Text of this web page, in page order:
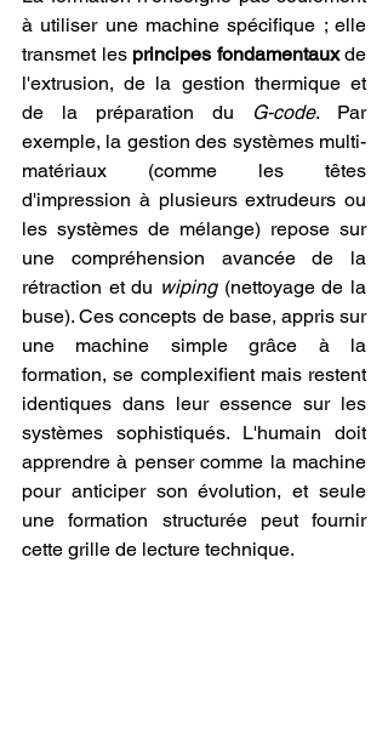
à utiliser une machine spécifique ; elle
transmet les principes fondamentaux de
l'extrusion, de la gestion thermique et
de la préparation du
G-code. Par
exemple, la gestion des systèmes multi-
matériaux (comme les têtes
d'impression à plusieurs extrudeurs ou
les systèmes de mélange) repose sur
une compréhension avancée de la
rétraction et du wiping (nettoyage de la
buse). Ces concepts de base, appris sur
une machine simple grâce à la
formation, se complexifient mais restent
identiques dans leur essence sur les
systèmes sophistiqués. L'humain doit
apprendre à penser comme la machine
pour anticiper son évolution, et seule
une formation structurée peut fournir
cette grille de lecture technique.